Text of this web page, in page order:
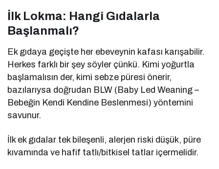
İlk Lokma: Hangi Gıdalarla
Başlanmalı?
Ek gıdaya geçişte her ebeveynin kafası karışabilir.
Herkes farklı bir şey söyler çünkü. Kimi yoğurtla
başlamalısın der, kimi sebze püresi önerir,
bazılarıysa doğrudan BLW (Baby Led Weaning –
Bebeğin Kendi Kendine Beslenmesi) yöntemini
savunur.
İlk ek gıdalar tek bileşenli, alerjen riski düşük, püre
kıvamında ve hafif tatlı/bitkisel tatlar içermelidir.